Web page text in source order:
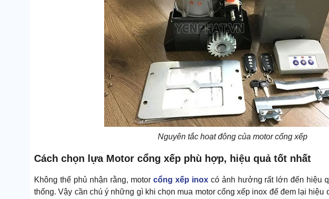
Nguyên tắc hoạt đông của motor cổng xếp
Cách chọn lựa Motor cổng xếp phù hợp, hiệu quả tốt nhất
Không thể phủ nhận rằng, motor cổng xếp inoxcó ảnh hưởng rất lớn đến hiệu
thống. Vậy cần chú ý những gì khi chọn mua motor cổng xếp inox để đem lại hiệu